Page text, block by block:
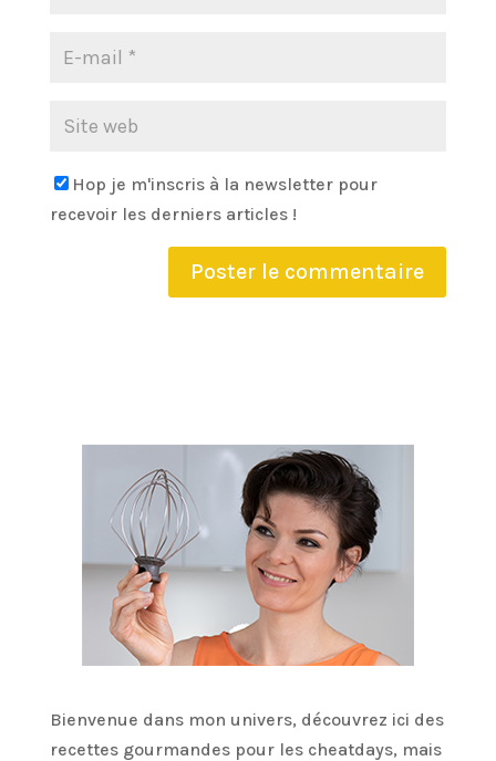
Hop je m'inscris à la newsletter pour
recevoir les derniers articles !
Bienvenue dans mon univers, découvrez ici des
recettes gourmandes pour les cheatdays, mais